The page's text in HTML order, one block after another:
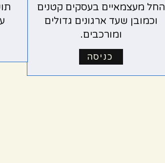
החל מעצמאיים בעסקים קטנים
וכמובן שעד ארגונים גדולים
ומורכבים.
כניסה